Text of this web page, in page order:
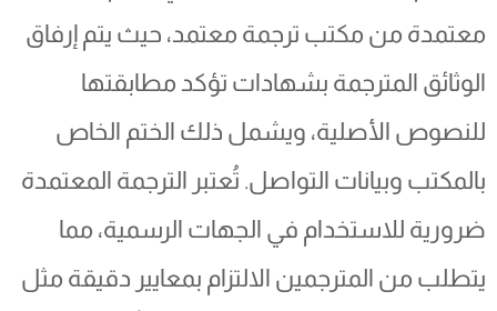
معتمدة من مكتب ترجمة معتمد، حيث يتم إرفاق
الوثائق المترجمة بشهادات تؤكد مطابقتها
للنصوص الأصلية، ويشمل ذلك الختم الخاص
بالمكتب وبيانات التواصل. تُعتبر الترجمة المعتمدة
ضرورية للاستخدام في الجهات الرسمية، مما
يتطلب من المترجمين الالتزام بمعايير دقيقة مثل